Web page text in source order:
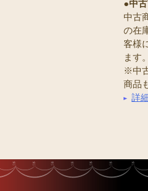
●中
中古
の在
客様
ます
※中
商品
詳